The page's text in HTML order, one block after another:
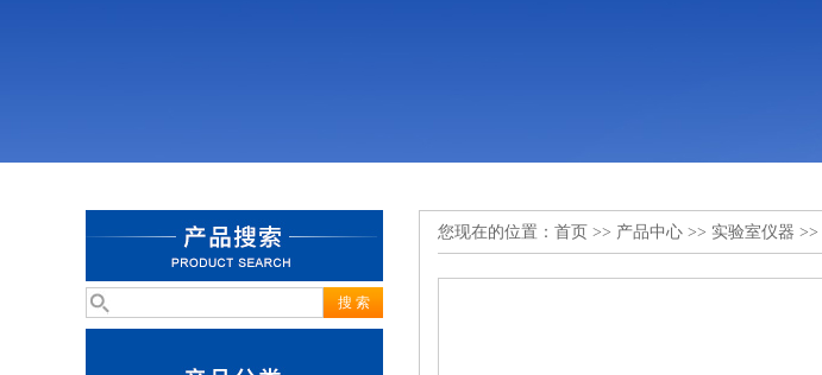
您现在的位置： 首页 >> 产品中心 >> 实验室仪器 >>